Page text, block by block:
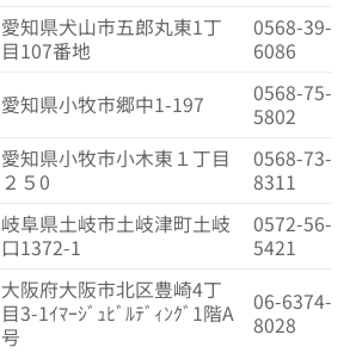
愛知県犬山市五郎丸東1丁
目107番地
0568-39-
6086
愛知県小牧市郷中1-197
0568-75-
5802
愛知県小牧市小木東１丁目
２５0
0568-73-
8311
岐阜県土岐市土岐津町土岐
口1372-1
0572-56-
5421
大阪府大阪市北区豊崎4丁
目3-1ｲﾏｰｼﾞｭﾋﾞﾙﾃﾞｨﾝｸﾞ1階A
号
06-6374-
8028